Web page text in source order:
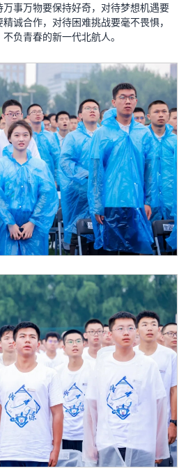
事万物要保持好奇，对待梦想机遇要
诚合作，对待困难挑战要毫不畏惧，
负青春的新一代北航人。